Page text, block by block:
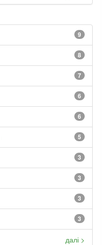
9
8
7
6
6
5
3
3
3
3
далі >